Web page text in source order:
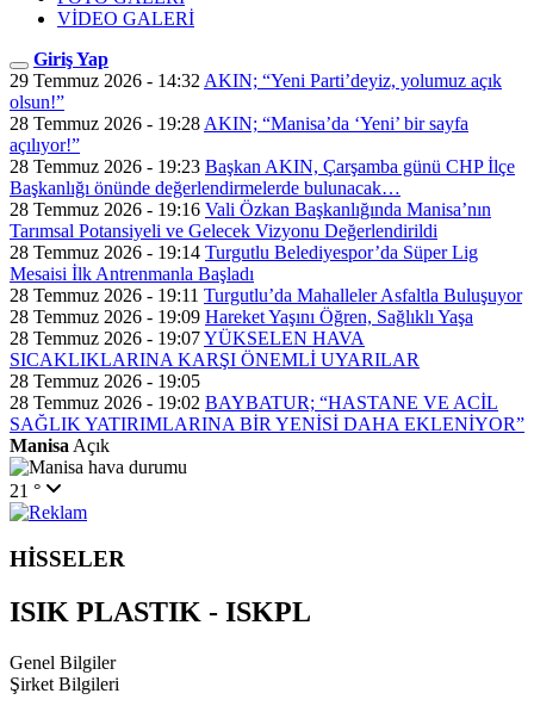
VİDEO GALERİ
Giriş Yap
29 Temmuz 2026 - 14:32 AKIN; “Yeni Parti’deyiz, yolumuz açık
olsun!”
28 Temmuz 2026 - 19:28 AKIN; “Manisa’da ‘Yeni’ bir sayfa
açılıyor!”
28 Temmuz 2026 - 19:23 Başkan AKIN, Çarşamba günü CHP İlçe
Başkanlığı önünde değerlendirmelerde bulunacak…
28 Temmuz 2026 - 19:16 Vali Özkan Başkanlığında Manisa’nın
Tarımsal Potansiyeli ve Gelecek Vizyonu Değerlendirildi
28 Temmuz 2026 - 19:14 Turgutlu Belediyespor’da Süper Lig
Mesaisi İlk Antrenmanla Başladı
28 Temmuz 2026 - 19:11 Turgutlu’da Mahalleler Asfaltla Buluşuyor
28 Temmuz 2026 - 19:09 Hareket Yaşını Öğren, Sağlıklı Yaşa
28 Temmuz 2026 - 19:07YÜKSELEN HAVA
SICAKLIKLARINA KARŞI ÖNEMLİ UYARILAR
28 Temmuz 2026 - 19:05
28 Temmuz 2026 - 19:02 BAYBATUR; “HASTANE VE ACİL
SAĞLIK YATIRIMLARINA BİR YENİSİ DAHA EKLENİYOR”
Manisa Açık
21 °
HİSSELER
ISIK PLASTIK - ISKPL
Genel Bilgiler
Şirket Bilgileri